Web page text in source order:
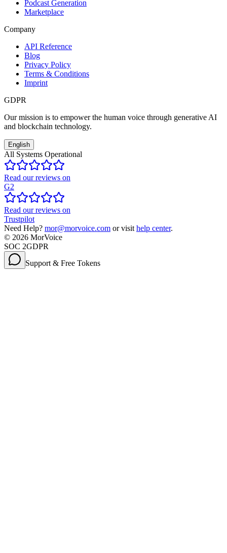
Podcast Generation
Marketplace
Company
API Reference
Blog
Privacy Policy
Terms & Conditions
Imprint
GDPR
Our mission is to empower the human voice through generative AI
and blockchain technology.
English
All Systems Operational
Read our reviews on
G2
Read our reviews on
Trustpilot
Need Help? mor@morvoice.com or visit help center.
© 2026 MorVoice
SOC 2GDPR
Support & Free Tokens